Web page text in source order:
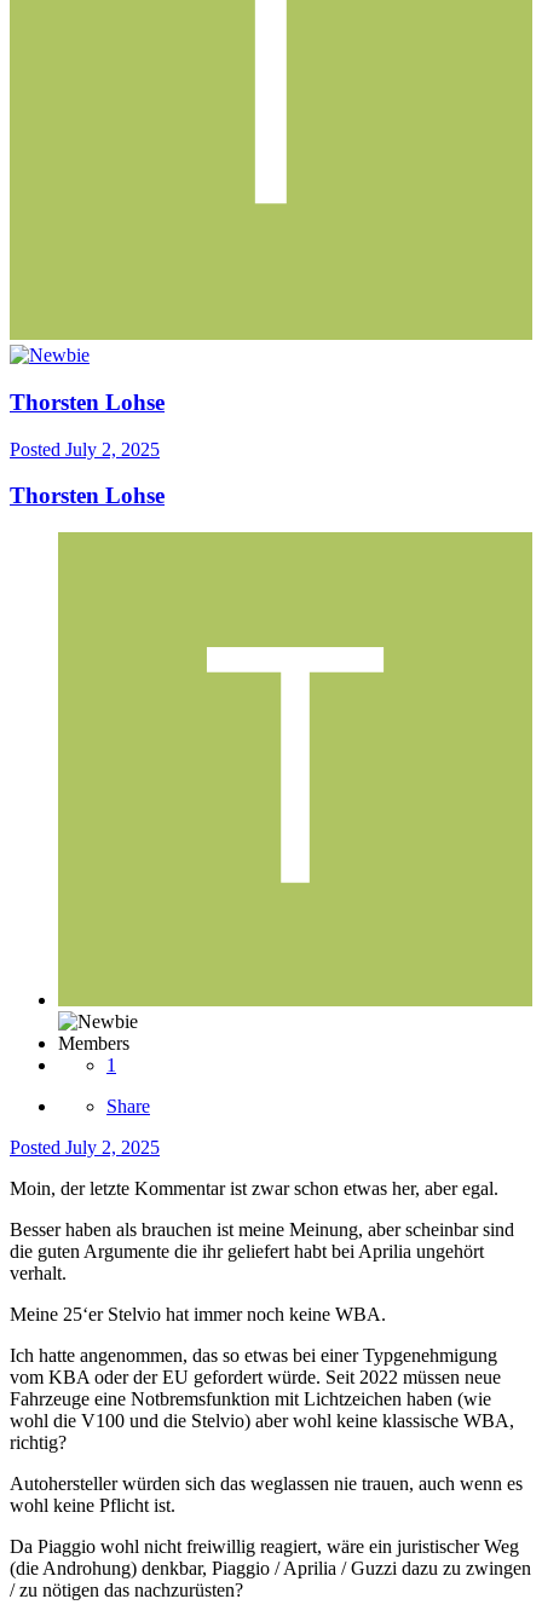
Thorsten Lohse
Posted July 2, 2025
Thorsten Lohse
Members
1
Share
Posted July 2, 2025
Moin, der letzte Kommentar ist zwar schon etwas her, aber egal.
Besser haben als brauchen ist meine Meinung, aber scheinbar sind
die guten Argumente die ihr geliefert habt bei Aprilia ungehört
verhalt.
Meine 25‘er Stelvio hat immer noch keine WBA.
Ich hatte angenommen, das so etwas bei einer Typgenehmigung
vom KBA oder der EU gefordert würde. Seit 2022 müssen neue
Fahrzeuge eine Notbremsfunktion mit Lichtzeichen haben (wie
wohl die V100 und die Stelvio) aber wohl keine klassische WBA,
richtig?
Autohersteller würden sich das weglassen nie trauen, auch wenn es
wohl keine Pflicht ist.
Da Piaggio wohl nicht freiwillig reagiert, wäre ein juristischer Weg
(die Androhung) denkbar, Piaggio / Aprilia / Guzzi dazu zu zwingen
/ zu nötigen das nachzurüsten?